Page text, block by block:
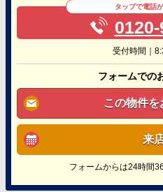
タップで電話
受付時間｜
フォームでの
この物件
来
フォームからは24時間